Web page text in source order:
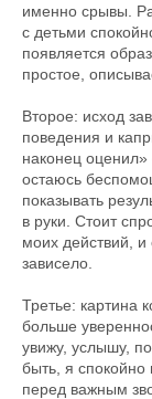
именно срывы.
с детьми
появляется
простое,
Второе: исход
поведения и
наконец оценил»
остаюсь
показывать
в руки. Стоит
моих действий, и
зависело.
Третье: картина
больше
увижу, услышу,
быть, я
перед важным